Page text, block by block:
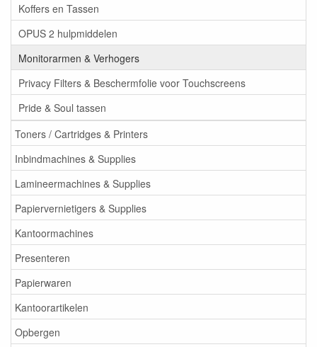
Koffers en Tassen
OPUS 2 hulpmiddelen
Monitorarmen & Verhogers
Privacy Filters & Beschermfolie voor Touchscreens
Pride & Soul tassen
Toners / Cartridges & Printers
Inbindmachines & Supplies
Lamineermachines & Supplies
Papiervernietigers & Supplies
Kantoormachines
Presenteren
Papierwaren
Kantoorartikelen
Opbergen